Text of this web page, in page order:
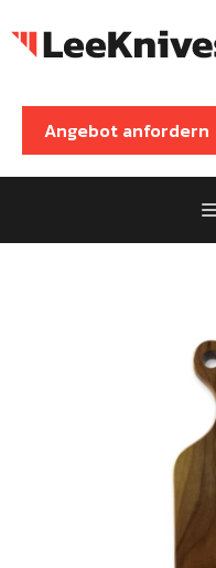
Inhalt
Angebot anfordern